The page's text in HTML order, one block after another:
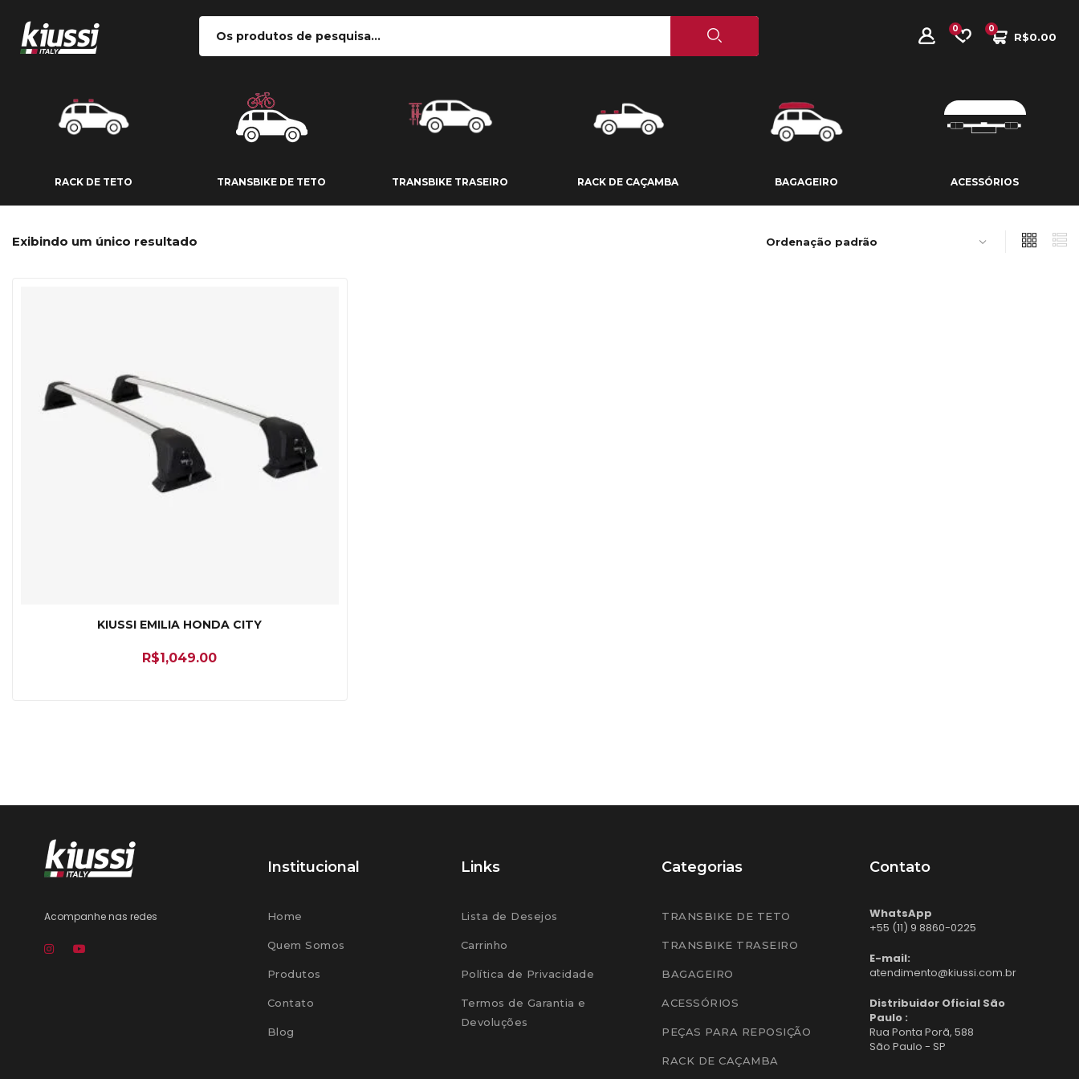
0
R$0.00
0
RACK DE TETO TRANSBIKE DE TETO TRANSBIKE TRASEIRO RACK DE CAÇAMBA BAGAGEIRO ACESSÓRIOS
TRANSBIKE DE TETO
Exibindo um único resultado
KIUSSI EMILIA HONDA CITY
R$1,049.00
Acompanhe nas redes
Institucional
Home
Quem Somos
Produtos
Contato
Blog
Links
Lista de Desejos
Carrinho
Política de Privacidade
Termos de Garantia e
Devoluções
Categorias
TRANSBIKE DE TETO
TRANSBIKE TRASEIRO
BAGAGEIRO
ACESSÓRIOS
PEÇAS PARA REPOSIÇÃO
RACK DE CAÇAMBA
Contato
WhatsApp
+55 (11) 9 8860-0225
E-mail:
atendimento@kiussi.com.br
Distribuidor Oficial São
Paulo :
Rua Ponta Porã, 588
São Paulo - SP